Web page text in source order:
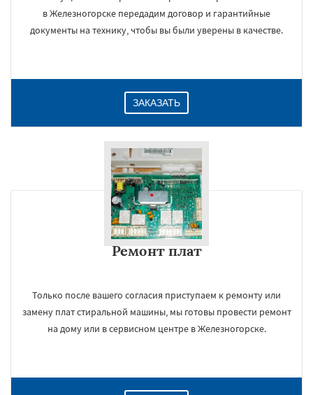
в Железногорске передадим договор и гарантийные
документы на технику, чтобы вы были уверены в качестве.
ЗАКАЗАТЬ
Ремонт плат
Только после вашего согласия приступаем к ремонту или
замену плат стиральной машины, мы готовы провести ремонт
на дому или в сервисном центре в Железногорске.